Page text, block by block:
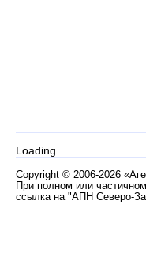
Loading...
Copyright © 2006-2026
При полном или
ссылка на "АПН Северо-